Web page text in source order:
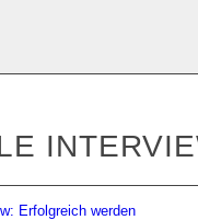
Erfolgreich werden